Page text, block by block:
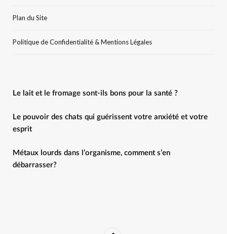
Plan du Site
Politique de Confidentialité & Mentions Légales
Le lait et le fromage sont-ils bons pour la santé ?
Le pouvoir des chats qui guérissent votre anxiété et votre
esprit
Métaux lourds dans l’organisme, comment s’en
débarrasser?